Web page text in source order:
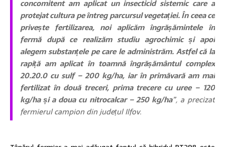
concomitent am aplicat un insecticid sistemic care a
protejat cultura pe întreg parcursul vegetației. În ceea ce
privește fertilizarea, noi aplicăm îngrășămintele în
fermă după ce realizăm studiu agrochimic și apoi
alegem substanțele pe care le administrăm. Astfel că la
rapiță am aplicat în toamnă îngrășământul complex
20.20.0 cu sulf – 200 kg/ha, iar în primăvară am mai
fertilizat în două treceri, prima trecere cu uree – 120
kg/ha și a doua cu nitrocalcar – 250 kg/ha”, a precizat
fermierul campion din județul Ilfov.